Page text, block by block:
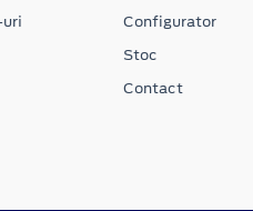
Configurator
Stoc
Contact